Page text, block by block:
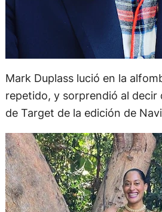
Mark Duplass lució en la
repetido, y sorprendió al decir
de Target de la edición de